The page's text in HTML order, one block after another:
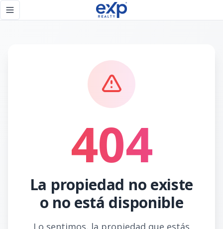
Toggle navigation menu
404
La propiedad no existe
o no está disponible
Lo sentimos, la propiedad que estás
Página no encontrada - eXp Realty República Dominicana